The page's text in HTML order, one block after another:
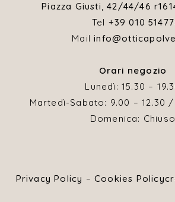
Piazza Giusti, 42/44/46 r
Tel +39 010
Mail
Orari negozio
Lunedì: 15.30 –
Martedì-Sabato: 9.00 – 12.30 /
Domenica: Chiuso
Privacy Policy – Cookies Policy